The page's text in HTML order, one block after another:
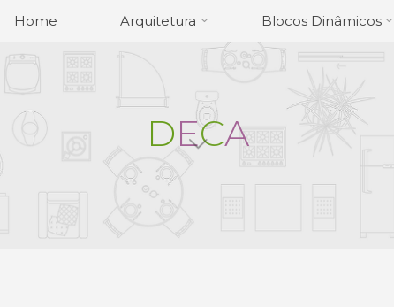
Home Arquitetura Blocos Dinâmicos
DECA